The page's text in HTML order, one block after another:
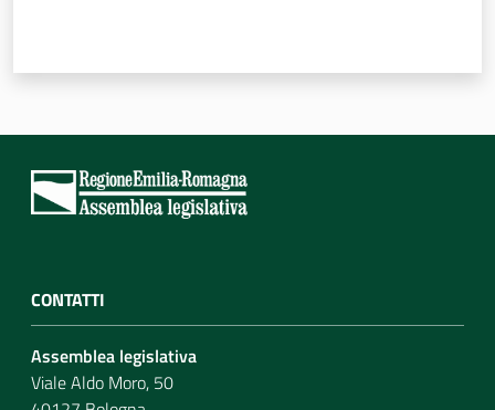
CONTATTI
Assemblea legislativa
Viale Aldo Moro, 50